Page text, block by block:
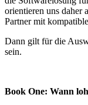
orientieren uns daher
Partner mit
Dann gilt für die
sein.
Book One: Wann